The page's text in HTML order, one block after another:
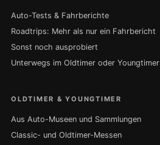
Auto-Tests & Fahrberichte
Roadtrips: Mehr als nur ein Fahrbericht
Sonst noch ausprobiert
Unterwegs im Oldtimer oder Youngtimer
OLDTIMER & YOUNGTIMER
Aus Auto-Museen und Sammlungen
Classic- und Oldtimer-Messen